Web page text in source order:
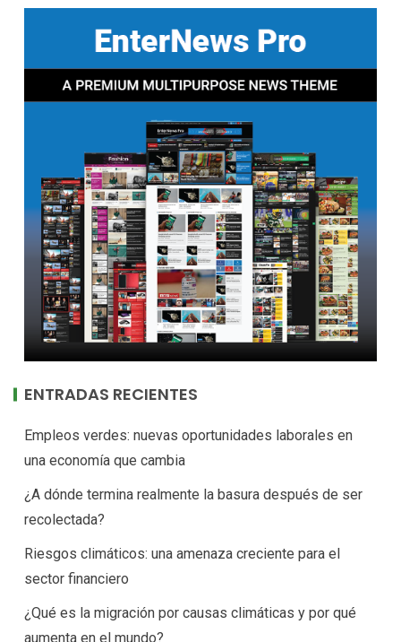
ENTRADAS RECIENTES
Empleos verdes: nuevas oportunidades laborales en
una economía que cambia
¿A dónde termina realmente la basura después de ser
recolectada?
Riesgos climáticos: una amenaza creciente para el
sector financiero
¿Qué es la migración por causas climáticas y por qué
aumenta en el mundo?